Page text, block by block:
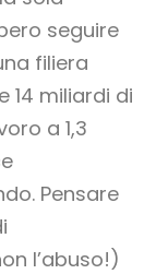
seguire
filiera
14 miliardi di
a 1,3
Pensare
l’abuso!)